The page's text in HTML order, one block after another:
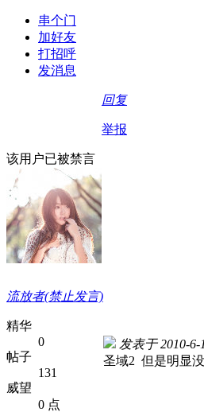
串个门
加好友
打招呼
发消息
回复
举报
该用户已被禁言
流放者(禁止发言)
精华
0
帖子
131
威望
0 点
发表于 2010-
圣域2 但是明显